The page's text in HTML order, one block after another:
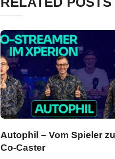
Autophil – Vom Spieler
Co-Caster